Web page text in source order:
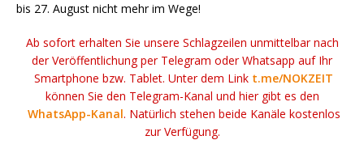
bis 27. August nicht mehr im Wege!
Ab sofort erhalten Sie unsere Schlagzeilen unmittelbar nach
der Veröffentlichung per Telegram oder Whatsapp auf Ihr
Smartphone bzw. Tablet. Unter dem Link t.me/NOKZEIT
können Sie den Telegram-Kanal und hier gibt es den
WhatsApp-Kanal. Natürlich stehen beide Kanäle kostenlos
zur Verfügung.